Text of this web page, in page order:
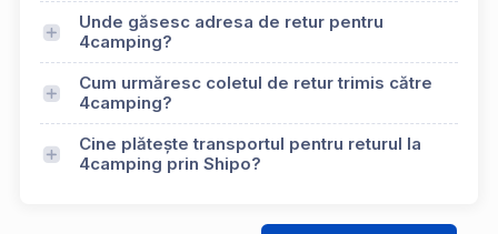
Unde găsesc adresa de retur pentru
4camping?
Cum urmăresc coletul de retur trimis către
4camping?
Cine plătește transportul pentru returul la
4camping prin Shipo?